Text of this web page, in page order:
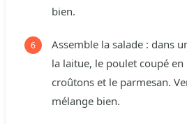
bien.
Assemble la salade : dans
la laitue, le poulet coupé
croûtons et le parmesan.
mélange bien.